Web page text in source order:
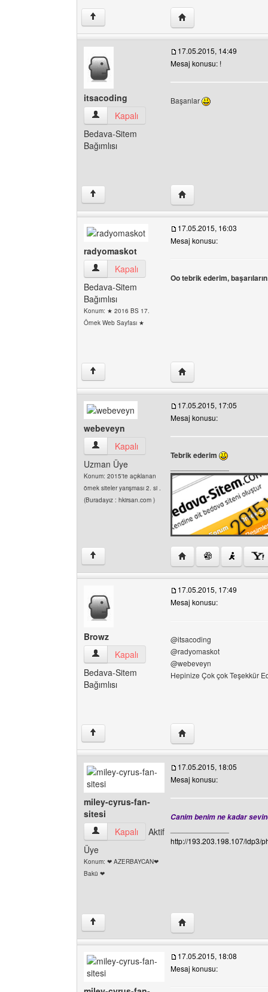
↑ Yazarın web sitesini
itsacoding
itsacoding Kullanıcının profilini görüntüle
Kapalı
Bedava-Sitem
Bağımlısı
17.05.2015, 14:49
Mesaj konusu: !
Başarılar
↑ Yazarın web sitesini
radyomaskot
radyomaskot Kullanıcının profilini görüntüle
Kapalı
Bedava-Sitem
Bağımlısı
Konum: ★ 2016 BS 17.
Örnek Web Sayfası ★
17.05.2015, 16:03
Mesaj konusu:
Oo tebrik ederim,
↑ Yazarın web sitesini
webeveyn
webeveyn Kullanıcının profilini görüntüle
Kapalı
Uzman Üye
Konum: 2015'te açıklanan
örnek siteler yarışması 2. si .
(Buradayız : hkirsan.com )
17.05.2015, 17:05
Mesaj konusu:
Tebrik ederim
↑ Yazarın web sitesini
Browz
Browz Kullanıcının profilini görüntüle
Kapalı
Bedava-Sitem
Bağımlısı
17.05.2015, 17:49
Mesaj konusu:
@itsacoding
@radyomaskot
@webeveyn
Hepinize Çok çok Teşekkür
↑ Yazarın web sitesini
miley-cyrus-fan-
sitesi
miley-cyrus-fan-sitesi Kullanıcının profilini
Kapalı
Aktif
Üye
Konum: ❤ AZERBAYCAN❤
Bakü ❤
17.05.2015, 18:05
Mesaj konusu:
Canim benim ne kadar
http://193.203.198.107/ldp3/
↑ Yazarın web sitesini
17.05.2015, 18:08
Mesaj konusu: